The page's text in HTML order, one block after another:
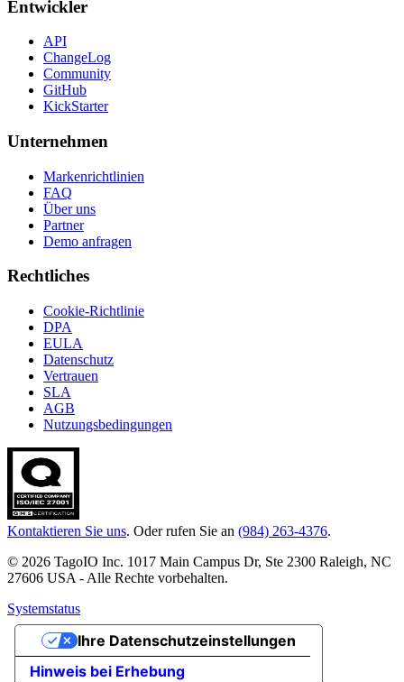
Entwickler
API
ChangeLog
Community
GitHub
KickStarter
Unternehmen
Markenrichtlinien
FAQ
Über uns
Partner
Demo anfragen
Rechtliches
Cookie-Richtlinie
DPA
EULA
Datenschutz
Vertrauen
SLA
AGB
Nutzungsbedingungen
Kontaktieren Sie uns. Oder rufen Sie an (984) 263-4376.
© 2026 TagoIO Inc. 1017 Main Campus Dr, Ste 2300 Raleigh, NC
27606 USA - Alle Rechte vorbehalten.
Systemstatus
Hinweis bei Erhebung
Ihre Datenschutzeinstellungen